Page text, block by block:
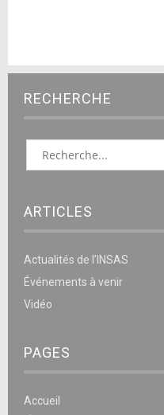
RECHERCHE
ARTICLES
Actualités de l’INSAS
Événements à venir
Vidéo
PAGES
Accueil